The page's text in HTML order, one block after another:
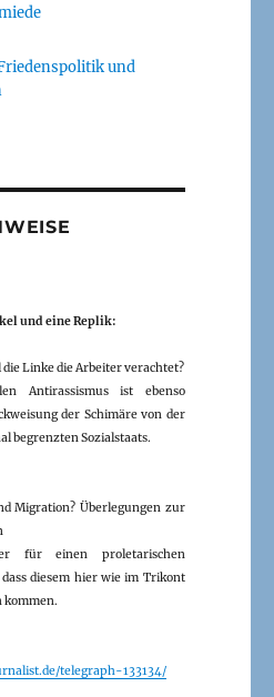
und
und eine Replik:
Linke die Arbeiter verachtet?
Antirassismus ist ebenso
der Schimäre von der
begrenzten Sozialstaats.
Migration? Überlegungen zur
für einen proletarischen
diesem hier wie im Trikont
kommen.
telegraph-133134/